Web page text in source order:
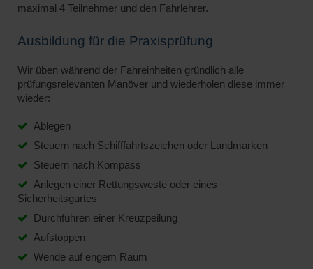
maximal 4 Teilnehmer und den Fahrlehrer.
Ausbildung für die Praxisprüfung
Wir üben während der Fahreinheiten gründlich alle
prüfungsrelevanten Manöver und wiederholen diese immer
wieder:
Ablegen
Steuern nach Schifffahrtszeichen oder Landmarken
Steuern nach Kompass
Anlegen einer Rettungsweste oder eines
Sicherheitsgurtes
Durchführen einer Kreuzpeilung
Aufstoppen
Wende auf engem Raum